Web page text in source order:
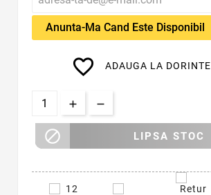
Anunta-Ma Cand Este Disponibil
favorite_border ADAUGA LA DORINTE
 LIPSA STOC